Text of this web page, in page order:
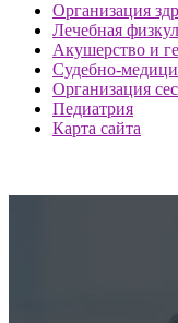
Организация
Лечебная
Акушерство и
Судебно-
Организация
Педиатрия
Карта сайта